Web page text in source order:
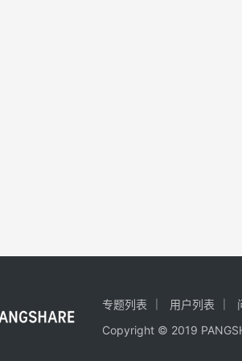
专题列表 用户列表
Copyright © 2019